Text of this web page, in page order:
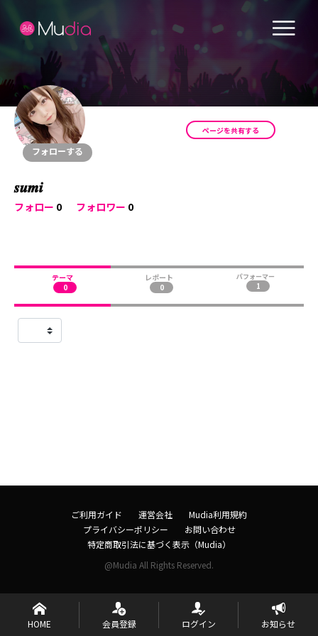
フォローする
𝒔𝒖𝒎𝒊
フォロー 0 フォロワー 0
ページを共有する
テーマ
0
レポート
0
パフォーマー
1
ご利用ガイド 運営会社
Mudia利用規約
プライバシーポリシー
お問い合わせ
特定商取引法に基づく表示（Mudia）
@Mudia All Rights Reserved.
HOME 会員登録 ログイン お知らせ